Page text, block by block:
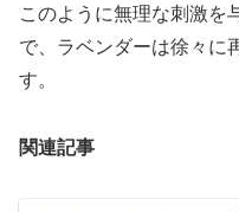
このように無理な刺激を
で、ラベンダーは徐々に
す。
関連記事